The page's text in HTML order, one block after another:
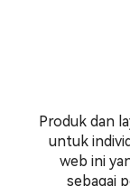
Produk dan
untuk
web ini
sebagai